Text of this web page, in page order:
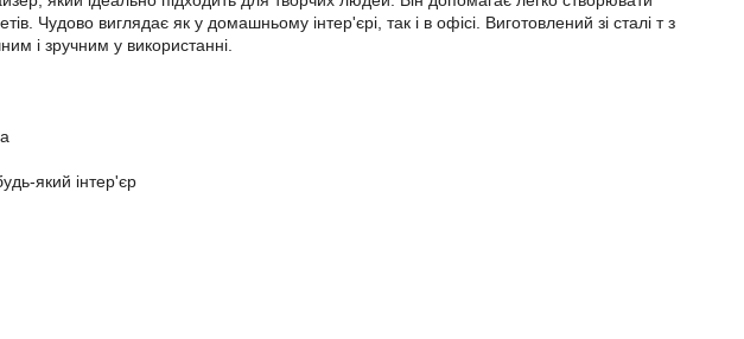
Чудово виглядає як у домашньому інтер'єрі, так і в офісі. Виготовлений зі сталі т з
і зручним у використанні.
який інтер'єр